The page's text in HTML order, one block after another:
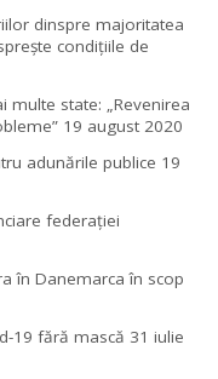
dinspre majoritatea
condițiile de
multe state: „Revenirea
19 august 2020
adunările publice 19
federației
în Danemarca în scop
19 fără mască 31 iulie